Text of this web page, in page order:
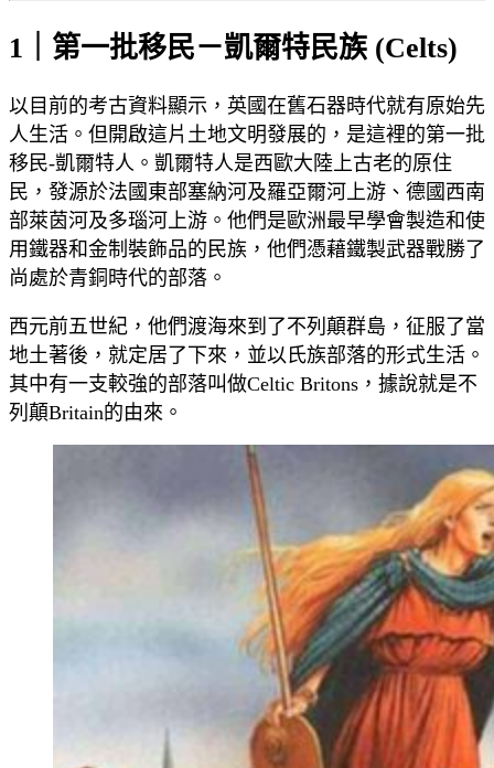
1｜第一批移民－凱爾特民族 (Celts)
以目前的考古資料顯示，英國在舊石器時代就有原始先
人生活。但開啟這片土地文明發展的，是這裡的第一批
移民-凱爾特人。凱爾特人是西歐大陸上古老的原住
民，發源於法國東部塞納河及羅亞爾河上游、德國西南
部萊茵河及多瑙河上游。他們是歐洲最早學會製造和使
用鐵器和金制裝飾品的民族，他們憑藉鐵製武器戰勝了
尚處於青銅時代的部落。
西元前五世紀，他們渡海來到了不列顛群島，征服了當
地土著後，就定居了下來，並以氏族部落的形式生活。
其中有一支較強的部落叫做Celtic Britons，據說就是不
列顛Britain的由來。